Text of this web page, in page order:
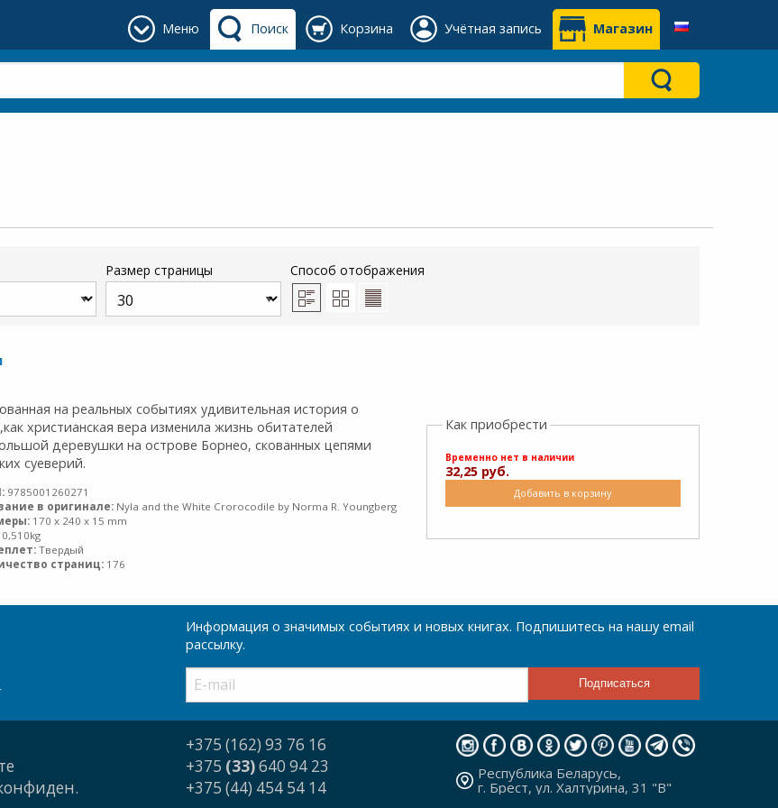
Меню Поиск Корзина Учётная запись Магазин
Размер страницы Способ отображения
на реальных событиях удивительная история о
христианская вера изменила жизнь обитателей
деревушки на острове Борнео, скованных цепями
суеверий.
9785001260271
в оригинале:Nyla and the White Crorocodile by Norma R. Youngberg
170 x 240 x 15 mm
Твердый
страниц:176
Как приобрести
Временно нет в наличии
32,25 руб.
Добавить в корзину
Информация о значимых событиях и новых книгах. Подпишитесь на нашу email
рассылку.
+375 (162) 93 76 16
+375 (33)640 94 23
+375 (44) 454 54 14
Республика Беларусь,
г. Брест, ул. Халтурина, 31 "В"